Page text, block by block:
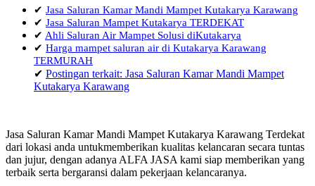
✔ Jasa Saluran Kamar Mandi Mampet Kutakarya Karawang
✔ Jasa Saluran Mampet Kutakarya TERDEKAT
✔ Ahli Saluran Air Mampet Solusi diKutakarya
✔ Harga mampet saluran air di Kutakarya Karawang
TERMURAH
✔ Postingan terkait: Jasa Saluran Kamar Mandi Mampet
Kutakarya Karawang
Jasa Saluran Kamar Mandi Mampet Kutakarya Karawang Terdekat
dari lokasi anda untukmemberikan kualitas kelancaran secara tuntas
dan jujur, dengan adanya ALFA JASA kami siap memberikan yang
terbaik serta bergaransi dalam pekerjaan kelancaranya.